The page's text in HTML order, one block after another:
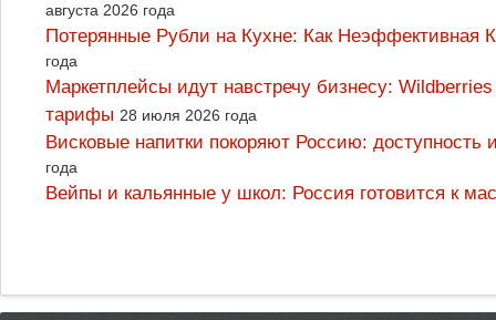
августа 2026 года
Потерянные Рубли на Кухне: Как
года
Маркетплейсы идут навстречу бизнесу:
тарифы 28 июля 2026 года
Висковые напитки покоряют Россию:
года
Вейпы и кальянные у школ: Россия готовится к